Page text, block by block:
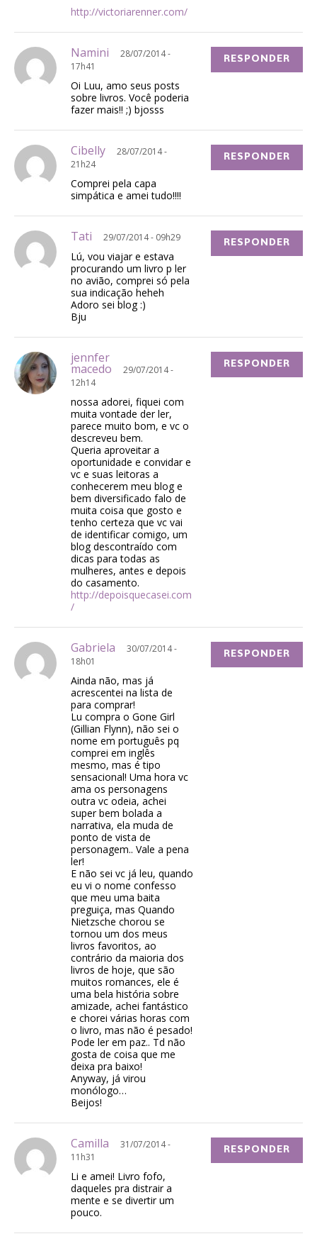
http://victoriarenner.com/
Namini
28/07/2014 -
17h41
Oi Luu, amo seus posts
sobre livros. Você poderia
fazer mais!! ;) bjosss
RESPONDER
Cibelly
28/07/2014 -
21h24
Comprei pela capa
simpática e amei tudo!!!!
RESPONDER
Tati 29/07/2014 - 09h29
Lú, vou viajar e estava
procurando um livro p ler
no avião, comprei só pela
sua indicação heheh
Adoro sei blog :)
Bju
RESPONDER
jennfer
macedo
29/07/2014 -
12h14
nossa adorei, fiquei com
muita vontade der ler,
parece muito bom, e vc o
descreveu bem.
Queria aproveitar a
oportunidade e convidar e
vc e suas leitoras a
conhecerem meu blog e
bem diversificado falo de
muita coisa que gosto e
tenho certeza que vc vai
de identificar comigo, um
blog descontraído com
dicas para todas as
mulheres, antes e depois
do casamento.
http://depoisquecasei.com
/
RESPONDER
Gabriela
30/07/2014 -
18h01
Ainda não, mas já
acrescentei na lista de
para comprar!
Lu compra o Gone Girl
(Gillian Flynn), não sei o
nome em português pq
comprei em inglês
mesmo, mas é tipo
sensacional! Uma hora vc
ama os personagens
outra vc odeia, achei
super bem bolada a
narrativa, ela muda de
ponto de vista de
personagem.. Vale a pena
ler!
E não sei vc já leu, quando
eu vi o nome confesso
que meu uma baita
preguiça, mas Quando
Nietzsche chorou se
tornou um dos meus
livros favoritos, ao
contrário da maioria dos
livros de hoje, que são
muitos romances, ele é
uma bela história sobre
amizade, achei fantástico
e chorei várias horas com
o livro, mas não é pesado!
Pode ler em paz.. Td não
gosta de coisa que me
deixa pra baixo!
Anyway, já virou
monólogo…
Beijos!
RESPONDER
Camilla
31/07/2014 -
11h31
Li e amei! Livro fofo,
daqueles pra distrair a
mente e se divertir um
pouco.
RESPONDER